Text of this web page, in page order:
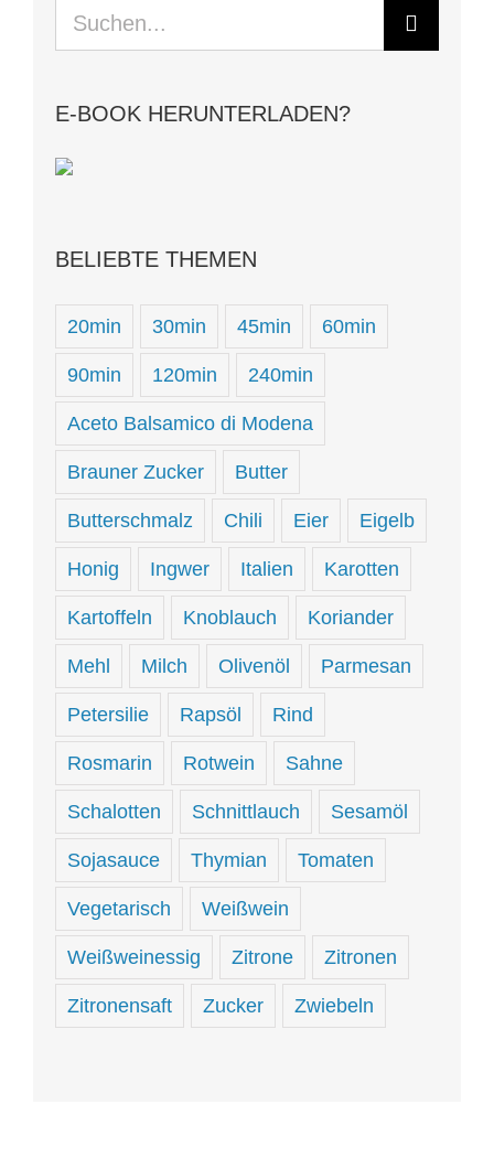
Suche
nach:
E-BOOK HERUNTERLADEN?
BELIEBTE THEMEN
20min 30min 45min 60min
90min 120min 240min
Aceto Balsamico di Modena
Brauner Zucker Butter
Butterschmalz Chili Eier Eigelb
Honig Ingwer Italien Karotten
Kartoffeln Knoblauch Koriander
Mehl Milch Olivenöl Parmesan
Petersilie Rapsöl Rind
Rosmarin Rotwein Sahne
Schalotten Schnittlauch Sesamöl
Sojasauce Thymian Tomaten
Vegetarisch Weißwein
Weißweinessig Zitrone Zitronen
Zitronensaft Zucker Zwiebeln